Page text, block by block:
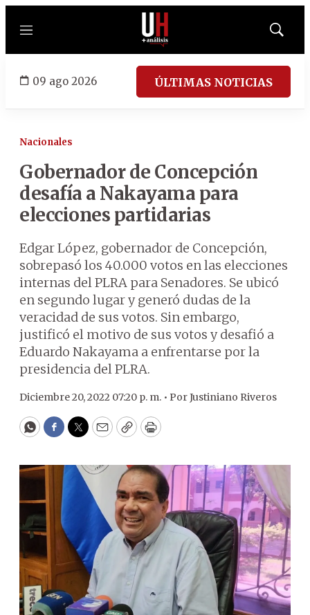
Menú
Mostrar
09 ago 2026 ÚLTIMAS NOTICIAS
Nacionales
Gobernador de Concepción
desafía a Nakayama para
elecciones partidarias
Edgar López, gobernador de Concepción,
sobrepasó los 40.000 votos en las elecciones
internas del PLRA para Senadores. Se ubicó
en segundo lugar y generó dudas de la
veracidad de sus votos. Sin embargo,
justificó el motivo de sus votos y desafió a
Eduardo Nakayama a enfrentarse por la
presidencia del PLRA.
Diciembre 20, 2022 07:20 p. m. • PorJustiniano Riveros
WhatsApp
Facebook
Twitter
EmailCopyPrint